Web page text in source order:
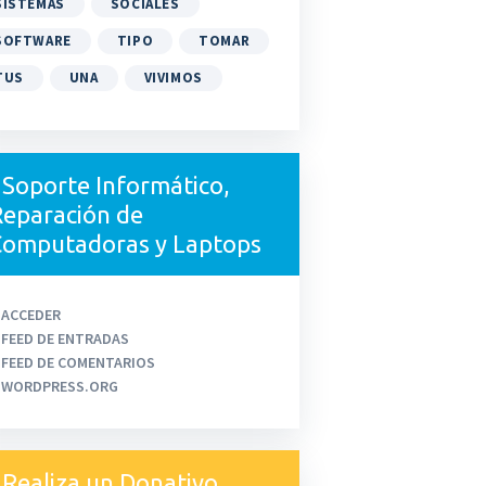
TIPO
TOMAR
UNA VIVIMOS
Soporte Informático,
de
y Laptops
ACCEDER
FEED DE ENTRADAS
FEED DE COMENTARIOS
WORDPRESS.ORG